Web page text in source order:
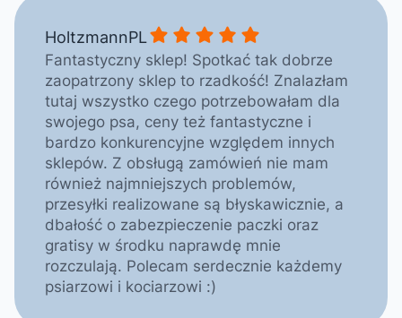
HoltzmannPL
HoltzmannPL gave a rating of:
Fantastyczny sklep! Spotkać tak dobrze
zaopatrzony sklep to rzadkość! Znalazłam
tutaj wszystko czego potrzebowałam dla
swojego psa, ceny też fantastyczne i
bardzo konkurencyjne względem innych
sklepów. Z obsługą zamówień nie mam
również najmniejszych problemów,
przesyłki realizowane są błyskawicznie, a
dbałość o zabezpieczenie paczki oraz
gratisy w środku naprawdę mnie
rozczulają. Polecam serdecznie każdemy
psiarzowi i kociarzowi :)